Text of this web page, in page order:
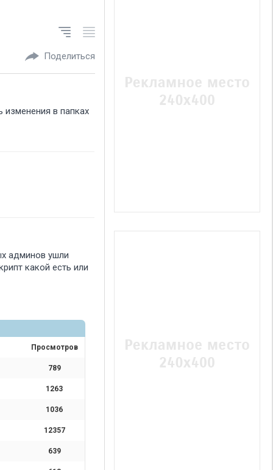
Поделиться
в папках
админов ушли
какой есть или
Просмотров
789
1263
1036
12357
639